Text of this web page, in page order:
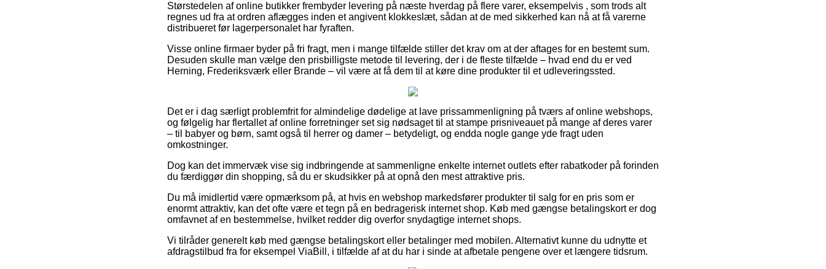
Størstedelen af online butikker frembyder levering på næste hverdag på flere varer, eksempelvis , som trods alt
regnes ud fra at ordren aflægges inden et angivent klokkeslæt, sådan at de med sikkerhed kan nå at få varerne
distribueret før lagerpersonalet har fyraften.
Visse online firmaer byder på fri fragt, men i mange tilfælde stiller det krav om at der aftages for en bestemt sum.
Desuden skulle man vælge den prisbilligste metode til levering, der i de fleste tilfælde – hvad end du er ved
Herning, Frederiksværk eller Brande – vil være at få dem til at køre dine produkter til et udleveringssted.
Det er i dag særligt problemfrit for almindelige dødelige at lave prissammenligning på tværs af online webshops,
og følgelig har flertallet af online forretninger set sig nødsaget til at stampe prisniveauet på mange af deres varer
– til babyer og børn, samt også til herrer og damer – betydeligt, og endda nogle gange yde fragt uden
omkostninger.
Dog kan det immervæk vise sig indbringende at sammenligne enkelte internet outlets efter rabatkoder på forinden
du færdiggør din shopping, så du er skudsikker på at opnå den mest attraktive pris.
Du må imidlertid være opmærksom på, at hvis en webshop markedsfører produkter til salg for en pris som er
enormt attraktiv, kan det ofte være et tegn på en bedragerisk internet shop. Køb med gængse betalingskort er dog
omfavnet af en bestemmelse, hvilket redder dig overfor snydagtige internet shops.
Vi tilråder generelt køb med gængse betalingskort eller betalinger med mobilen. Alternativt kunne du udnytte et
afdragstilbud fra for eksempel ViaBill, i tilfælde af at du har i sinde at afbetale pengene over et længere tidsrum.